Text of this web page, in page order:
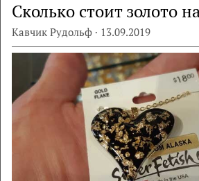
Сколько стоит золото
Кавчик Рудольф · 13.09.2019